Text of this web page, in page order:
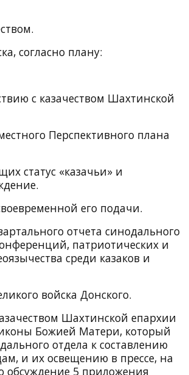
согласно плану:
с казачеством Шахтинской
Перспективного плана
статус «казачьи» и
его подачи.
отчета синодального
патриотических и
среди казаков и
войска Донского.
Шахтинской епархии
Божией Матери, который
отдела к составлению
и их освещению в прессе, на
обсуждение 5 приложения